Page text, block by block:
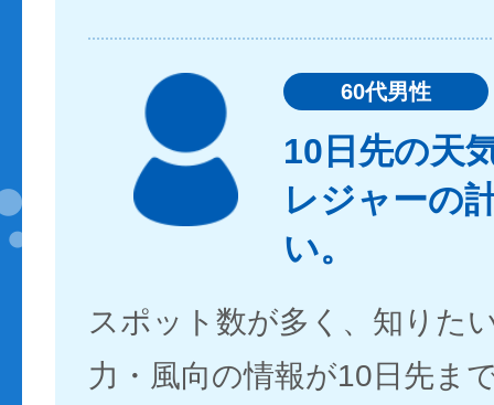
60代男性
10日先の天
レジャーの
い。
スポット数が多く、知りた
力・風向の情報が10日先ま